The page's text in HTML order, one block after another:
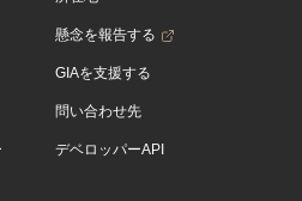
懸念を報告する
GIAを支援する
問い合わせ先
デベロッパーAPI